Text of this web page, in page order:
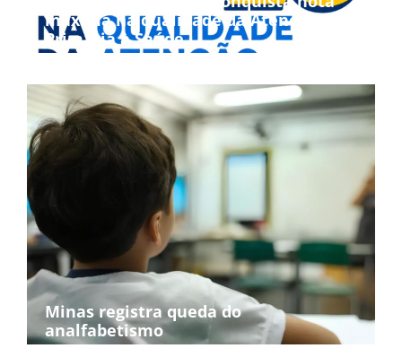
máxima na qualidade da Atenção
Primária à Saúde
Minas registra queda do
analfabetismo